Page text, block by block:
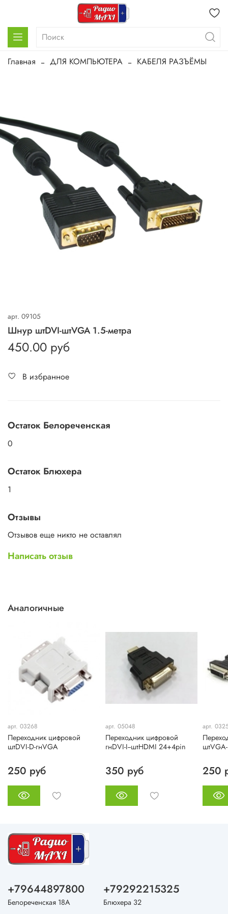
Главная ДЛЯ КОМПЬЮТЕРА КАБЕЛЯ РАЗЪЁМЫ
арт. 09105
Шнур штDVI-штVGA 1.5-метра
450.00 руб
В избранное
Остаток Белореченская
0
Остаток Блюхера
1
Отзывы
Отзывов еще никто не оставлял
Написать отзыв
Аналогичные
арт. 03268
Переходник цифровой
штDVI-D-гнVGA
250 руб
арт. 05048
Переходник цифровой
гнDVI-I--штHDMI 24+4pin
350 руб
арт.
250
+79644897800
Белореченская 18А
+79292215325
Блюхера 32